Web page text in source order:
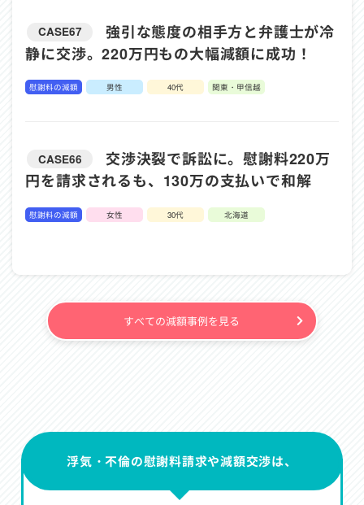
CASE67
強引な態度の相手方と弁護士が冷
静に交渉。220万円もの大幅減額に成功！
慰謝料の減額 男性 40代 関東・甲信越
CASE66
交渉決裂で訴訟に。慰謝料220万
円を請求されるも、130万の支払いで和解
慰謝料の減額 女性 30代 北海道
すべての減額事例を見る
浮気・不倫の慰謝料請求や減額交渉は、